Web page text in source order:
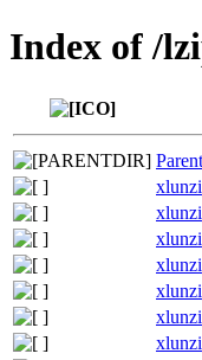
Index of /